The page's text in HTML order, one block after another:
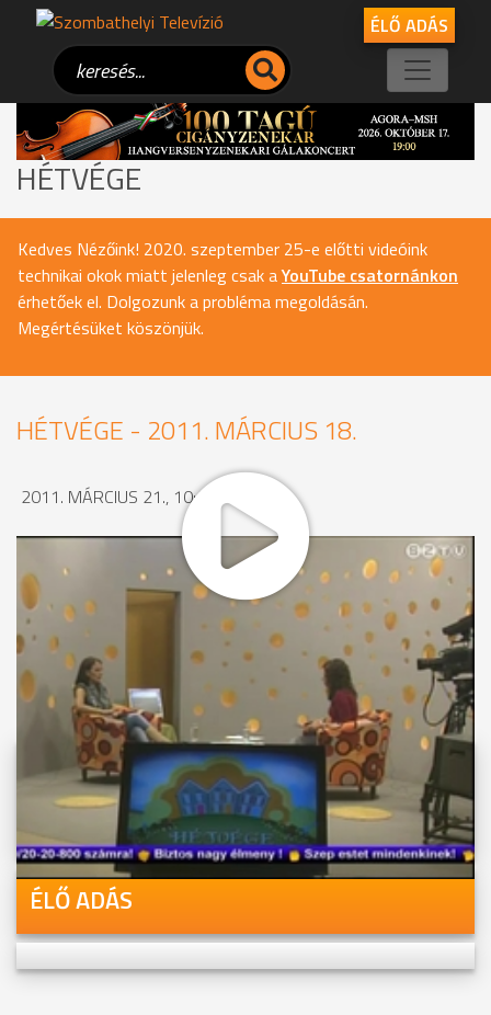
ÉLŐ ADÁS
HÉTVÉGE
Kedves Nézőink! 2020. szeptember 25-e előtti videóink
technikai okok miatt jelenleg csak aYouTube csatornánkon
érhetőek el. Dolgozunk a probléma megoldásán.
Megértésüket köszönjük.
HÉTVÉGE - 2011. MÁRCIUS 18.
2011. MÁRCIUS 21., 10:41
MEGOSZTÁS
Videóink megtekinthetőek
Youtube-csatornánkon is!
ÉLŐ ADÁS